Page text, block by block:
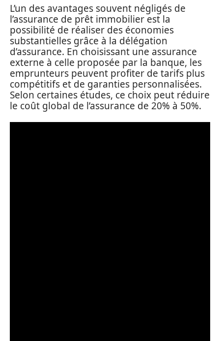
L’un des avantages souvent négligés de
l’assurance de prêt immobilier est la
possibilité de réaliser des économies
substantielles grâce à la délégation
d’assurance. En choisissant une assurance
externe à celle proposée par la banque, les
emprunteurs peuvent profiter de tarifs plus
compétitifs et de garanties personnalisées.
Selon certaines études, ce choix peut réduire
le coût global de l’assurance de 20% à 50%.